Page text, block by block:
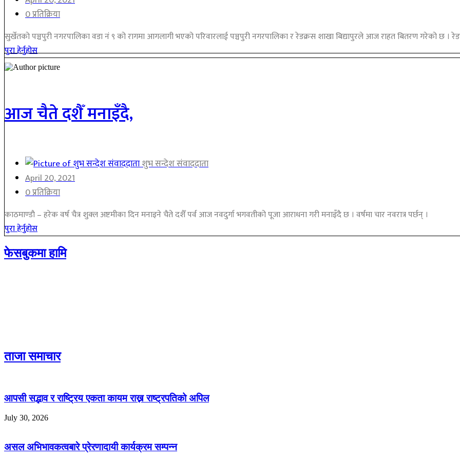
0 प्रतिक्रिया
सुर्खेतकाे पञ्चपुरी नगरपालिका वडा नं ९ को रागमा आगलागी भएको परिवारलाई पञ्चपुरी नगरपालिका र रेडक्रस शाखा बिद्यापुरले आज राहत बितरण गरेको छ ।
पुरा हेर्नुहोस
आज चैते दशैँ मनाइँदै,
शुभ सन्देश संवाददाता
April 20, 2021
0 प्रतिक्रिया
काठमाण्डाै – हरेक वर्ष चैत्र शुक्ल अष्टमीका दिन मनाइने चैते दशैँ पर्व आज नवदुर्गा भगवतीको पूजा आराधना गरी मनाइँदै छ । वर्षमा चार नवरात्र पर्छन् ।
पुरा हेर्नुहोस
फेसबुकमा हामि
ताजा समाचार
आपसी सद्भाव र राष्ट्रिय एकता कायम राख्न राष्ट्रपतिको अपिल
July 30, 2026
असल अभिभावकत्वबारे प्रेरणादायी कार्यक्रम सम्पन्न